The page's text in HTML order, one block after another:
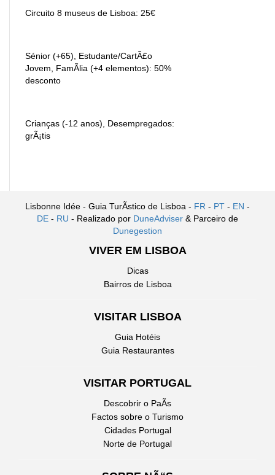
Circuito 8 museus de Lisboa: 25€
Sénior (+65), Estudante/CartÃ£o
Jovem, FamÃ­lia (+4 elementos): 50%
desconto
Crianças (-12 anos), Desempregados:
grÃ¡tis
Lisbonne Idée - Guia TurÃ­stico de Lisboa - FR - PT - EN -
DE - RU - Realizado por DuneAdviser & Parceiro de
Dunegestion
VIVER EM LISBOA
Dicas
Bairros de Lisboa
VISITAR LISBOA
Guia Hotéis
Guia Restaurantes
VISITAR PORTUGAL
Descobrir o PaÃ­s
Factos sobre o Turismo
Cidades Portugal
Norte de Portugal